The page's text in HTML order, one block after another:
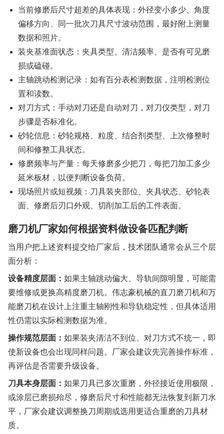
当前修磨后尺寸超差的具体表现：外径变小多少、角度
偏移方向、同一批次刀具尺寸波动范围，最好附上测量
数据和照片。
装夹基准面状态：夹具类型、清洁频率、是否有可见磨
损或磕碰。
主轴跳动检测记录：如有百分表检测数据，注明检测位
置和读数。
对刀方式：手动对刀还是自动对刀，对刀仪类型，对刀
步骤是否标准化。
砂轮信息：砂轮规格、粒度、结合剂类型、上次修整时
间和修整工具状态。
修磨频率与产量：每天修磨多少把刀，每把刀加工多少
延米板材，以便判断设备负荷。
现场照片或短视频：刀具装夹部位、夹具状态、砂轮表
面、修磨后刃口外观、切削加工后的工件表面。
磨刀机厂家如何根据资料做设备匹配判断
当用户把上述资料提交给厂家后，技术团队通常会从三个层
面分析：
设备精度层面： 如果主轴跳动偏大、导轨间隙明显，可能需
要维修或更换高精度磨刀机。伟志豪机械的直刀磨刀机和万
能磨刀机在设计上注重主轴刚性和导轨稳定性，但具体适用
性仍需以实际检测数据为准。
操作规范层面： 如果装夹清洁不到位、对刀方式不统一，即
使新设备也会出现同样问题。厂家会建议先完善操作标准，
再评估是否需要升级设备。
刀具本身层面： 如果刀具已多次重磨，外径接近使用极限，
或涂层已磨损殆尽，修磨后尺寸和性能都无法恢复到新刀水
平，厂家会建议调整换刀周期或选用更适合重磨的刀具材
质。